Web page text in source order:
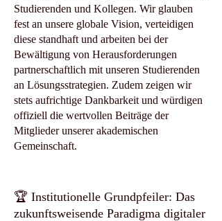
Studierenden und Kollegen. Wir glauben
fest an unsere globale Vision, verteidigen
diese standhaft und arbeiten bei der
Bewältigung von Herausforderungen
partnerschaftlich mit unseren Studierenden
an Lösungsstrategien. Zudem zeigen wir
stets aufrichtige Dankbarkeit und würdigen
offiziell die wertvollen Beiträge der
Mitglieder unserer akademischen
Gemeinschaft.
🏆 Institutionelle Grundpfeiler: Das
zukunftsweisende Paradigma digitaler